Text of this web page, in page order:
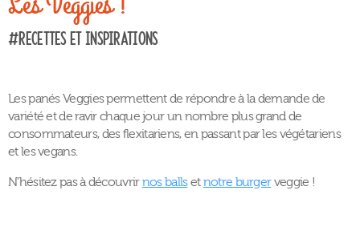
#Recettes et inspirations
Les panés Veggies permettent de répondre à la demande de
variété et de ravir chaque jour un nombre plus grand de
consommateurs, des flexitariens, en passant par les végétariens
et les vegans.
N’hésitez pas à découvrirnos ballsetnotre burgerveggie !